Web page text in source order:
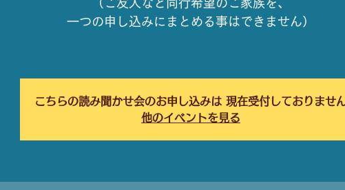
（ご友人など同行希望のご家族を、
一つの申し込みにまとめる事はできません）
こちらの読み聞かせ会のお申し込みは 現在受付しておりませ
他のイベントを見る